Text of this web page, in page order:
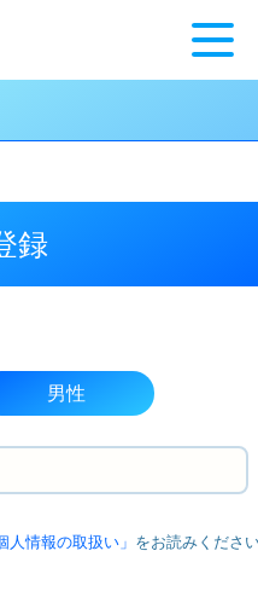
録
男性
人情報の取扱い」 をお読みくださ